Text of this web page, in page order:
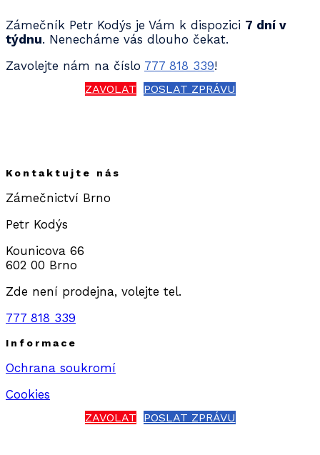
Zámečník Petr Kodýs je Vám k dispozici 7 dní v
týdnu. Nenecháme vás dlouho čekat.
Zavolejte nám na číslo 777 818 339!
ZAVOLAT POSLAT ZPRÁVU
Kontaktujte nás
Zámečnictví Brno
Petr Kodýs
Kounicova 66
602 00 Brno
Zde není prodejna, volejte tel.
777 818 339
Informace
Ochrana soukromí
Cookies
ZAVOLAT POSLAT ZPRÁVU